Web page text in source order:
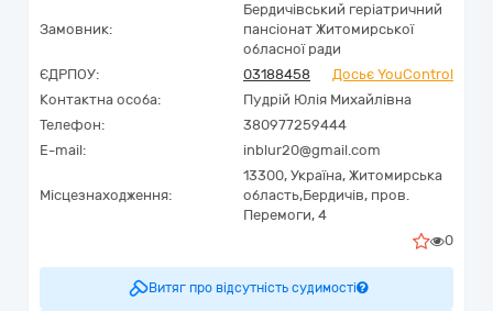
Замовник:
Бердичівський геріатричний
пансіонат Житомирської
обласної ради
ЄДРПОУ:
03188458
Досьє YouControl
Контактна особа:
Пудрій Юлія Михайлівна
Телефон:
380977259444
E-mail:
inblur20@gmail.com
Місцезнаходження:
13300, Україна, Житомирська
область,Бердичів, пров.
Перемоги, 4
0
Витяг про відсутність судимості